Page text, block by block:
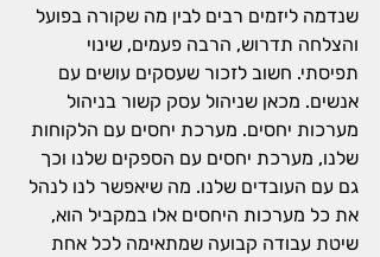
שנדמה ליזמים רבים לבין מה שקורה בפועל
והצלחה תדרוש, הרבה פעמים, שינוי
תפיסתי. חשוב לזכור שעסקים עושים עם
אנשים. מכאן שניהול עסק קשור בניהול
מערכות יחסים. מערכת יחסים עם הלקוחות
שלנו, מערכת יחסים עם הספקים שלנו וכך
גם עם העובדים שלנו. מה שיאפשר לנו לנהל
את כל מערכות היחסים אלו במקביל הוא,
שיטת עבודה קבועה שמתאימה לכל אחת